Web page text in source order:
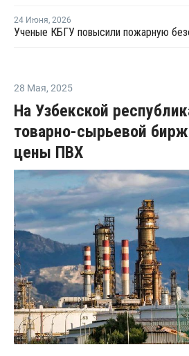
24 Июня, 2026
28 Мая, 2025
На Узбекской
товарно-сырьевой
цены ПВХ